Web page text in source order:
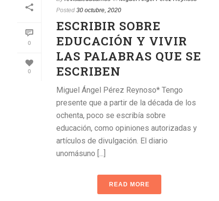
0
0
Posted 30 octubre, 2020
ESCRIBIR SOBRE
EDUCACIÓN Y VIVIR
LAS PALABRAS QUE SE
ESCRIBEN
Miguel Ángel Pérez Reynoso* Tengo
presente que a partir de la década de los
ochenta, poco se escribía sobre
educación, como opiniones autorizadas y
artículos de divulgación. El diario
unomásuno [...]
READ MORE